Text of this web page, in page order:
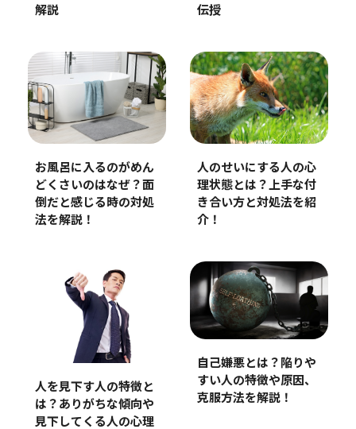
解説
伝授
お風呂に入るのがめん
どくさいのはなぜ？面
倒だと感じる時の対処
法を解説！
人のせいにする人の心
理状態とは？上手な付
き合い方と対処法を紹
介！
人を見下す人の特徴と
は？ありがちな傾向や
見下してくる人の心理
自己嫌悪とは？陥りや
すい人の特徴や原因、
克服方法を解説！